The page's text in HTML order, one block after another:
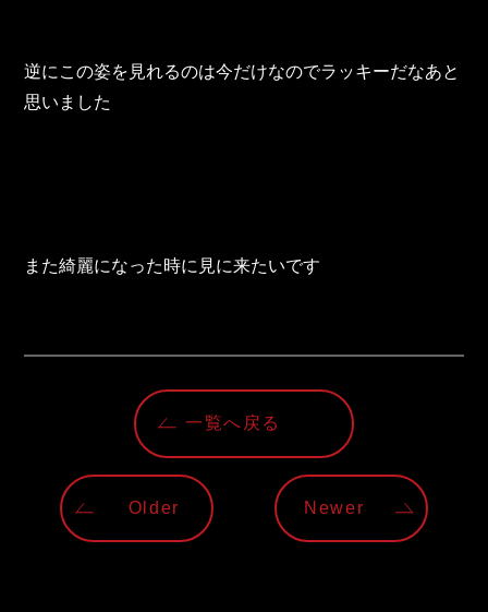
TOHO PARTS ORDERING SYSTEM
YouTube
逆にこの姿を見れるのは今だけなのでラッキーだなあと
思いました
また綺麗になった時に見に来たいです
一覧へ戻る
Older Newer